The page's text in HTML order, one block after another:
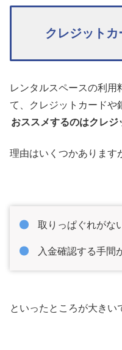
クレジット
レンタルスペースの利用
て、クレジットカードや
おススメするのはクレジ
理由はいくつかあります
取りっぱぐれがな
入金確認する手間
といったところが大きい